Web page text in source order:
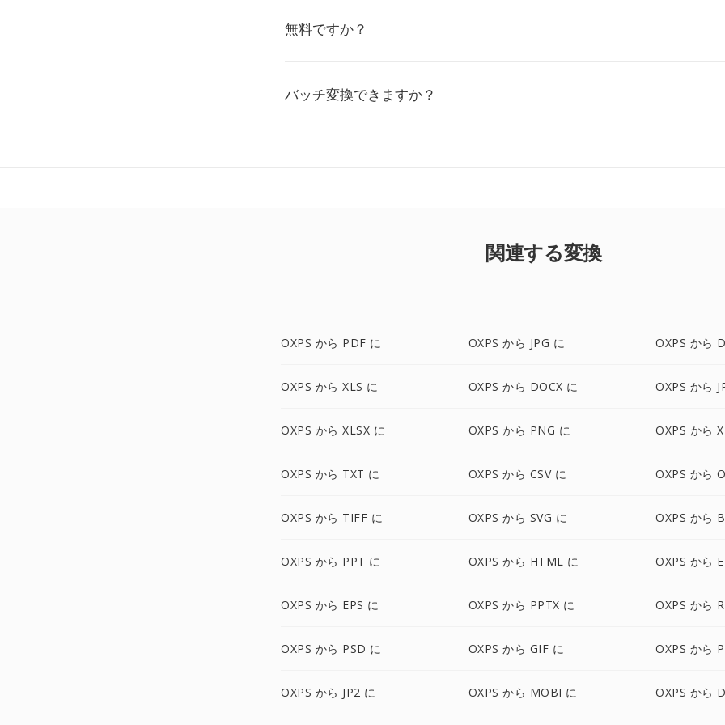
無料ですか？
バッチ変換できますか？
関連する変換
OXPS から PDF に OXPS から JPG に OXPS から
OXPS から XLS に OXPS から DOCX に OXPS から
OXPS から XLSX に OXPS から PNG に OXPS から
OXPS から TXT に OXPS から CSV に OXPS から
OXPS から TIFF に OXPS から SVG に OXPS から
OXPS から PPT に OXPS から HTML に OXPS から
OXPS から EPS に OXPS から PPTX に OXPS から
OXPS から PSD に OXPS から GIF に OXPS から
OXPS から JP2 に OXPS から MOBI に OXPS から